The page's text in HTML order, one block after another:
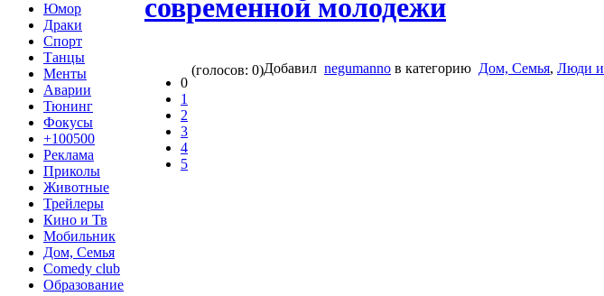
Юмор
Драки
Спорт
Танцы
Менты
Аварии
Тюнинг
Фокусы
+100500
Реклама
Приколы
Животные
Трейлеры
Кино и Тв
Мобильник
Дом, Семья
Comedy club
Образование
современной молодежи
0
1
2
3
4
5
(голосов: 0)Добавил negumanno в категорию Дом, Семья, Люди и